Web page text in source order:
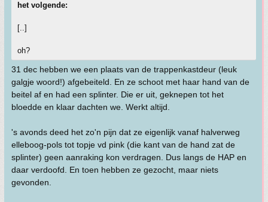
het volgende:
[..]
oh?
31 dec hebben we een plaats van de trappenkastdeur (leuk
galgje woord!) afgebeiteld. En ze schoot met haar hand van de
beitel af en had een splinter. Die er uit, geknepen tot het
bloedde en klaar dachten we. Werkt altijd.
's avonds deed het zo'n pijn dat ze eigenlijk vanaf halverweg
elleboog-pols tot topje vd pink (die kant van de hand zat de
splinter) geen aanraking kon verdragen. Dus langs de HAP en
daar verdoofd. En toen hebben ze gezocht, maar niets
gevonden.